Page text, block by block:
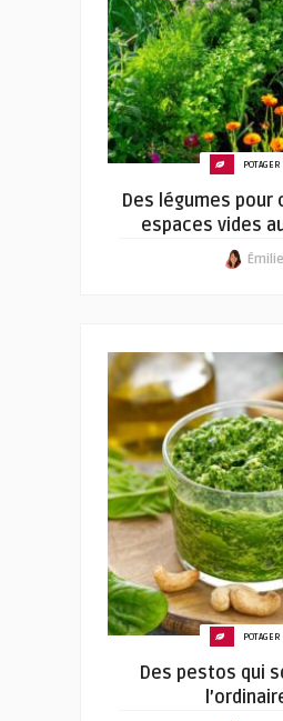
POTAGER
Des légumes pour
espaces vides
POTAGER
Des pestos qui